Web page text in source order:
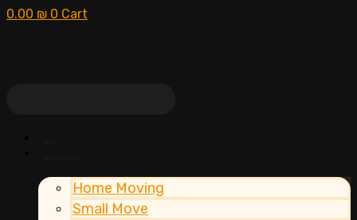
0.00 ₪ 0 Cart
Home Moving
Small Move